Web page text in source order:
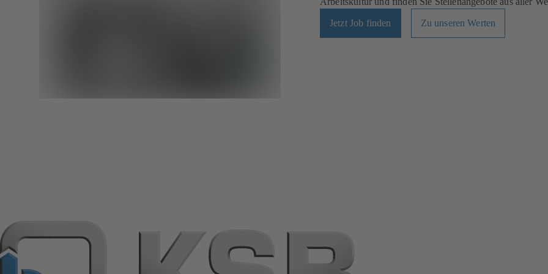
Jetzt Job finden Zu unseren Werten